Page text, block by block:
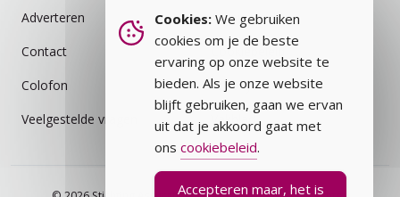
Adverteren
Contact
Colofon
Veelgestelde vragen
Auteursrecht
Cookiebeleid
Privacybeleid
Vakblad
Cookies: We gebruiken
cookies om je de beste
ervaring op onze website te
bieden. Als je onze website
blijft gebruiken, gaan we ervan
uit dat je akkoord gaat met
ons cookiebeleid.
Accepteren maar, het is